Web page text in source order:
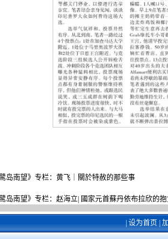
岛南望》专栏：黄飞｜關於特赦的那些事
岛南望》专栏：赵海立| 國家元首蘇丹依布拉欣的
设为首页